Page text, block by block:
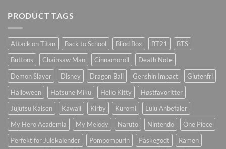
PRODUCT TAGS
Attack on Titan Back to School Blind Box BT21
BTS
Buttons
Chainsaw Man Cinnamoroll
Death Note
Demon Slayer
Disney Dragon Ball Genshin Impact
Glutenfri
Halloween
Hatsune Miku Hello Kitty
Høstfavoritter
Jujutsu Kaisen
Kawaii Kirby Kuromi
Lulu Anbefaler
My Hero Academia
My Melody Naruto Nintendo
One Piece
Perfekt for Julekalender
Pompompurin Påskegodt
Ramen